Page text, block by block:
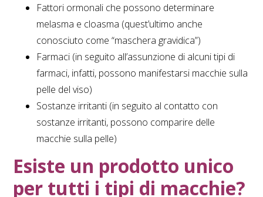
Fattori ormonali che possono determinare
melasma e cloasma (quest’ultimo anche
conosciuto come “maschera gravidica”)
Farmaci (in seguito all’assunzione di alcuni tipi di
farmaci, infatti, possono manifestarsi macchie sulla
pelle del viso)
Sostanze irritanti (in seguito al contatto con
sostanze irritanti, possono comparire delle
macchie sulla pelle)
Esiste un prodotto unico
per tutti i tipi di macchie?